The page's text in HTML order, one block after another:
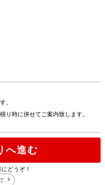
。
り時に併せてご案内致します。
へ進む
どうぞ！